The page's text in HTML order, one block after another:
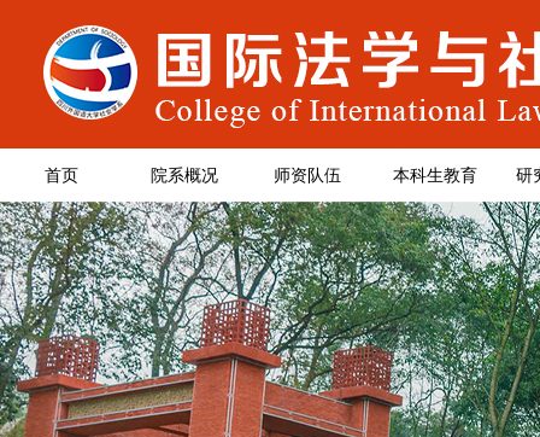
首页 院系概况 师资队伍 本科生教育 研